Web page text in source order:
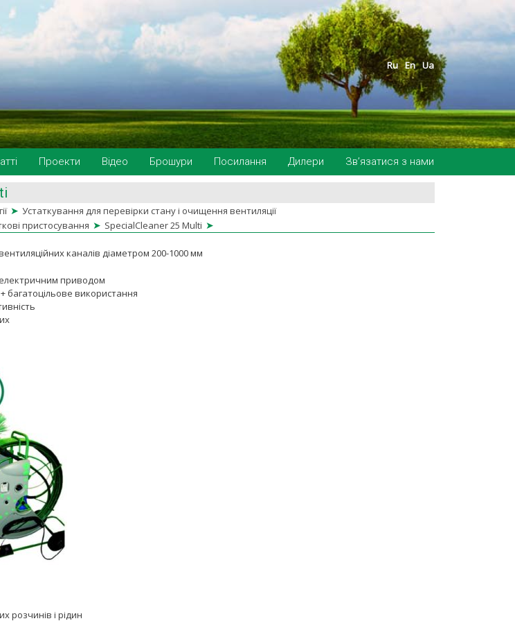
Ua
En
Ru
Проекти Відео Брошури Посилання Дилери Зв’язатися з нами
➤ Устаткування для перевірки стану і очищення вентиляції
пристосування ➤ SpecialCleaner 25 Multi ➤
каналів діаметром 200-1000 мм
приводом
багатоцільове використання
розчинів і рідин